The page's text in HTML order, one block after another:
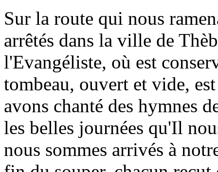
Sur la route qui nous
arrêtés dans la ville de
l'Evangéliste, où est
tombeau, ouvert et vide,
avons chanté des hymnes
les belles journées qu'Il
nous sommes arrivés à